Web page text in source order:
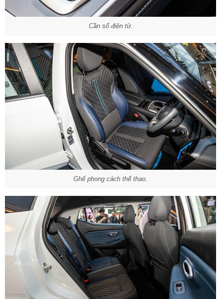
Cần số điện tử.
Ghế phong cách thể thao.